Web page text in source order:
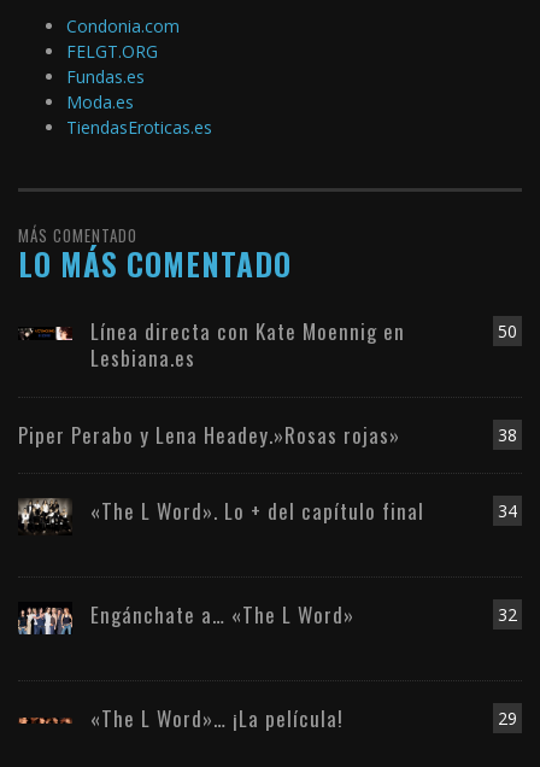
Condonia.com
FELGT.ORG
Fundas.es
Moda.es
TiendasEroticas.es
MÁS COMENTADO
LO MÁS COMENTADO
50
Línea directa con Kate Moennig en
Lesbiana.es
38
Piper Perabo y Lena Headey.»Rosas rojas»
34
«The L Word». Lo + del capítulo final
32
Engánchate a… «The L Word»
29
«The L Word»… ¡La película!